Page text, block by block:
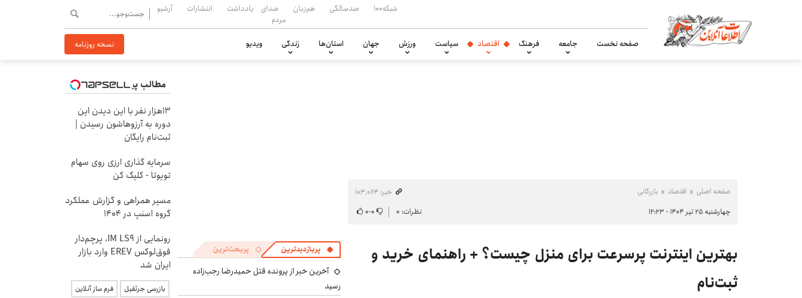
شبکه۱۰۰ صدسالگی هم‌زبان
صدای
مردم
یادداشت انتشارات آرشیو
صفحه نخست جامعه فرهنگ اقتصاد سیاست ورزش جهان استان‌ها زندگی ویدیو نسخه روزنامه
صفحه اصلی اقتصاد بازرگانی
خبر: ۱۰۳٬۰۶۴
چهارشنبه ۲۵ تیر ۱۴۰۴ - ۱۲:۲۳
نظرات: ۰ ۰-۰
بهترین اینترنت پرسرعت برای منزل چیست؟ + راهنمای خرید و
ثبت‌نام
پربازدیدترین پربحث‌ترین
آخرین خبر از پرونده قتل حمیدرضا رجب‌زاده
رسید
مطالب پیشنهادی
13هزار نفر با این دیدن این
دوره به آرزوهاشون رسیدن |
ثبت‌‌نام رایگان
سرمایه گذاری ارزی روی سهام
تویوتا - کلیک کن
مسیر همراهی و گزارش عملکرد
گروه اسنپ در ۱۴۰۴
رونمایی از IM LS9، پرچم‌دار
فوق‌لوکس EREV وارد بازار
ایران شد
بازرسی جرثقیل
فرم ساز آنلاین